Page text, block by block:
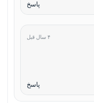
پاسخ
۴ سال قبل
پاسخ